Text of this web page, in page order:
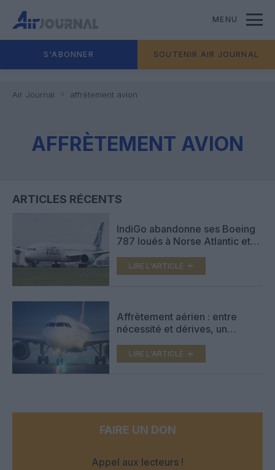
MENU
S'ABONNER SOUTENIR AIR JOURNAL
Air Journal affrètement avion
AFFRÈTEMENT AVION
ARTICLES RÉCENTS
IndiGo abandonne ses Boeing
787 loués à Norse Atlantic et
courriers en gros-porteurs
LIRE L'ARTICLE
Affrètement aérien : entre
nécessité et dérives, un
France ?
LIRE L'ARTICLE
FAIRE UN DON
Appel aux lecteurs !